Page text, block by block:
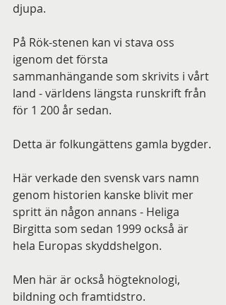
djupa.
På Rök-stenen kan vi stava oss
igenom det första
sammanhängande som skrivits i vårt
land - världens längsta runskrift från
för 1 200 år sedan.
Detta är folkungättens gamla bygder.
Här verkade den svensk vars namn
genom historien kanske blivit mer
spritt än någon annans - Heliga
Birgitta som sedan 1999 också är
hela Europas skyddshelgon.
Men här är också högteknologi,
bildning och framtidstro.